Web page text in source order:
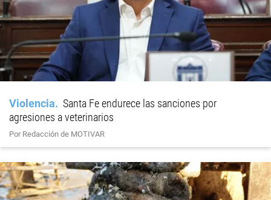
Violencia
Santa Fe endurece las sanciones por
agresiones a veterinarios
Por Redacción de MOTIVAR